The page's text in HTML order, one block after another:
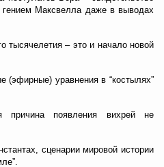
Максвелла даже в выводах
тысячелетия – это и начало новой
(эфирные) уравнения в “костылях”
причина появления вихрей не
сценарии мировой истории